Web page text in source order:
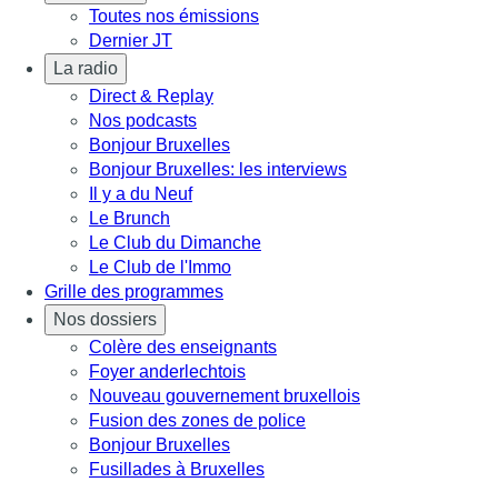
Toutes nos émissions
Dernier JT
La radio
Direct & Replay
Nos podcasts
Bonjour Bruxelles
Bonjour Bruxelles: les interviews
Il y a du Neuf
Le Brunch
Le Club du Dimanche
Le Club de l'Immo
Grille des programmes
Nos dossiers
Colère des enseignants
Foyer anderlechtois
Nouveau gouvernement bruxellois
Fusion des zones de police
Bonjour Bruxelles
Fusillades à Bruxelles